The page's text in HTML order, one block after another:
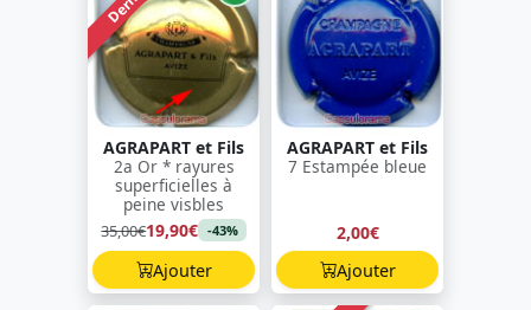
AGRAPART et Fils
2a Or * rayures
superficielles à
peine visbles
35,00€19,90€ -43%
Ajouter
AGRAPART et Fils
7 Estampée bleue
2,00€
Ajouter